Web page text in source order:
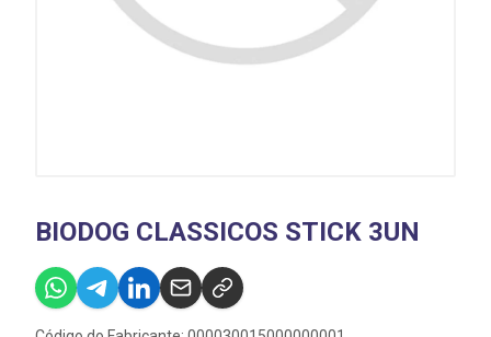
BIODOG CLASSICOS STICK 3UN